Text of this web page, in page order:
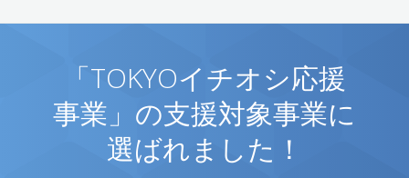
QR Translatorについて
「TOKYOイチオシ応援
事業」の支援対象事業に
選ばれました！